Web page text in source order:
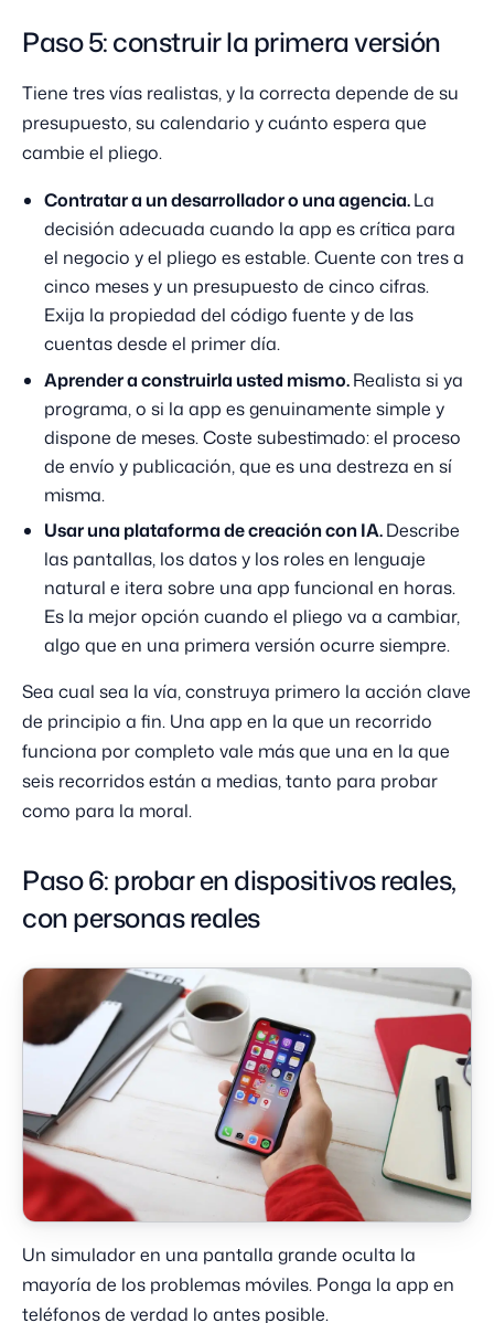
Paso 5: construir la primera versión
Tiene tres vías realistas, y la correcta depende de su
presupuesto, su calendario y cuánto espera que
cambie el pliego.
Contratar a un desarrollador o una agencia.La
decisión adecuada cuando la app es crítica para
el negocio y el pliego es estable. Cuente con tres a
cinco meses y un presupuesto de cinco cifras.
Exija la propiedad del código fuente y de las
cuentas desde el primer día.
Aprender a construirla usted mismo.Realista si ya
programa, o si la app es genuinamente simple y
dispone de meses. Coste subestimado: el proceso
de envío y publicación, que es una destreza en sí
misma.
Usar una plataforma de creación con IA.Describe
las pantallas, los datos y los roles en lenguaje
natural e itera sobre una app funcional en horas.
Es la mejor opción cuando el pliego va a cambiar,
algo que en una primera versión ocurre siempre.
Sea cual sea la vía, construya primero la acción clave
de principio a fin. Una app en la que un recorrido
funciona por completo vale más que una en la que
seis recorridos están a medias, tanto para probar
como para la moral.
Paso 6: probar en dispositivos reales,
con personas reales
Un simulador en una pantalla grande oculta la
mayoría de los problemas móviles. Ponga la app en
teléfonos de verdad lo antes posible.